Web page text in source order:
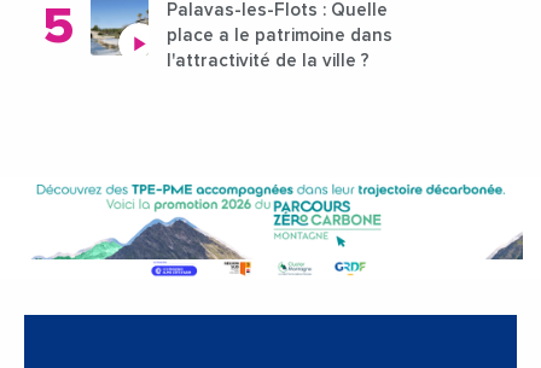
Palavas-les-Flots : Quelle
place a le patrimoine dans
l'attractivité de la ville ?